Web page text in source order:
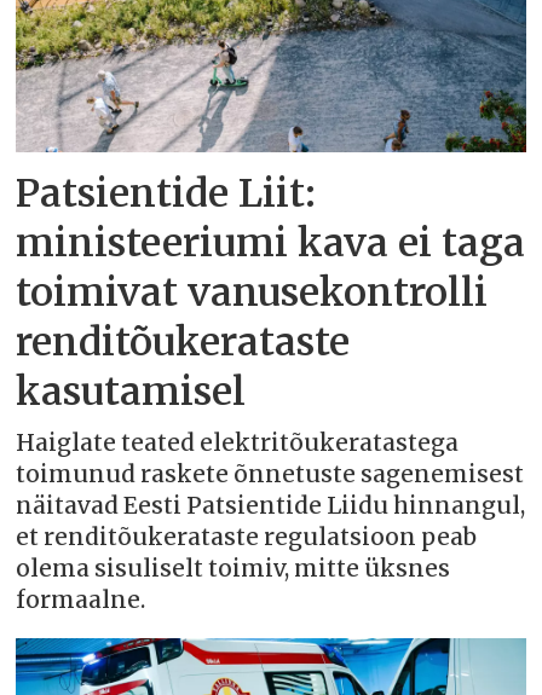
Patsientide Liit:
ministeeriumi kava ei taga
toimivat vanusekontrolli
renditõukerataste
kasutamisel
Haiglate teated elektritõukeratastega
toimunud raskete õnnetuste sagenemisest
näitavad Eesti Patsientide Liidu hinnangul,
et renditõukerataste regulatsioon peab
olema sisuliselt toimiv, mitte üksnes
formaalne.